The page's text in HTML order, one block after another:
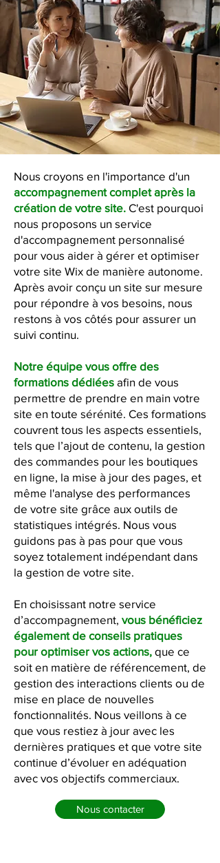
Nous croyons en l'importance d'un
accompagnement complet après la
création de votre site. C'est pourquoi
nous proposons un service
d'accompagnement personnalisé
pour vous aider à gérer et optimiser
votre site Wix de manière autonome.
Après avoir conçu un site sur mesure
pour répondre à vos besoins, nous
restons à vos côtés pour assurer un
suivi continu.
Notre équipe vous offre des
formations dédiées afin de vous
permettre de prendre en main votre
site en toute sérénité. Ces formations
couvrent tous les aspects essentiels,
tels que l’ajout de contenu, la gestion
des commandes pour les boutiques
en ligne, la mise à jour des pages, et
même l'analyse des performances
de votre site grâce aux outils de
statistiques intégrés. Nous vous
guidons pas à pas pour que vous
soyez totalement indépendant dans
la gestion de votre site.
En choisissant notre service
d’accompagnement, vous bénéficiez
également de conseils pratiques
pour optimiser vos actions, que ce
soit en matière de référencement, de
gestion des interactions clients ou de
mise en place de nouvelles
fonctionnalités. Nous veillons à ce
que vous restiez à jour avec les
dernières pratiques et que votre site
continue d’évoluer en adéquation
avec vos objectifs commerciaux.
Nous contacter